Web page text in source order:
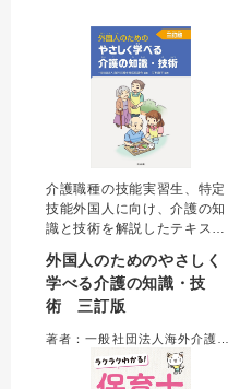
介護職種の技能実習生、特定
技能外国人に向け、介護の知
識と技術を解説したテキス
解、生活支援技術など初任者
研修カリキュラムに沿い、イ
ラストを多用しわかりやすく
充実させた三訂版。分かち書
き・漢字へのふりがなつき。
外国人のためのやさしく
学べる介護の知識・技
術 三訂版